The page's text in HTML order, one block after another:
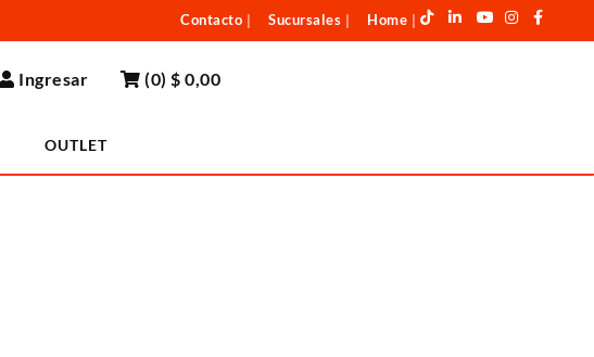
Contacto Sucursales Home
Ingresar (0)$ 0,00
OUTLET